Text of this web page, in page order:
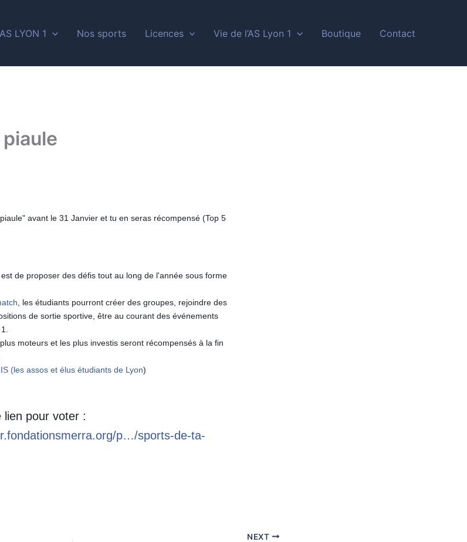
AS LYON 1 Nos sports Licences Vie de l’AS Lyon 1 Boutique Contact
avant le 31 Janvier et tu en seras récompensé (Top 5
de proposer des défis tout au long de l'année sous forme
, les étudiants pourront créer des groupes, rejoindre des
de sortie sportive, être au courant des événements
moteurs et les plus investis seront récompensés à la fin
(les assos et élus étudiants de Lyon)
lien pour voter :
p…/sports-de-ta-
NEXT